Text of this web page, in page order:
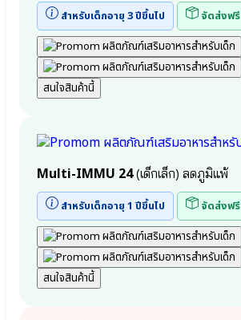
Lactobacillus
Plantarum
● แลคโต
บาซิลลัส แอซิ
โดฟิลัส
Lactobacillus
Acidophilus
สำคัญในนม
(Prebiotic)
● เอลเดอร์
เบอร์รี
Elderberry
● เบต้ากลู
แคน
Beta-
glucan
24/24+ลด
ภูมิแพ้
⦿
Multi-
IMMU
24/24+
●
ดี
Coagulans
●
ปกป้อง
ลำไส้
Bifidobacterium
infantis
●
จุลินทรีย์
สำหรับเด็กอายุ 3 ปีขึ้นไป จัดส่งฟรี
สนใจสินค้านี้
Multi-IMMU 24(เด็กเล็ก) ลดภูมิแพ้
สำหรับเด็กอายุ 1 ปีขึ้นไป จัดส่งฟรี
สนใจสินค้านี้